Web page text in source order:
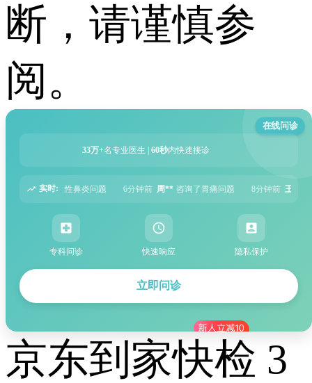
断，请谨慎参
阅。
在线问诊
33万+名专业医生 | 60秒内快速接诊
实时:
6分钟前 周** 咨询了胃痛问题 8分钟前 王** 咨询了头痛问题 12分钟前
专科问诊 快速响应 隐私保护
立即问诊
京东到家快检 3